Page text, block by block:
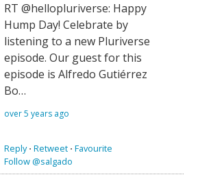
RT @hellopluriverse: Happy
Hump Day! Celebrate by
listening to a new Pluriverse
episode. Our guest for this
episode is Alfredo Gutiérrez
Bo…
over 5 years ago
Reply⋅ Retweet ⋅ Favourite
Follow @salgado